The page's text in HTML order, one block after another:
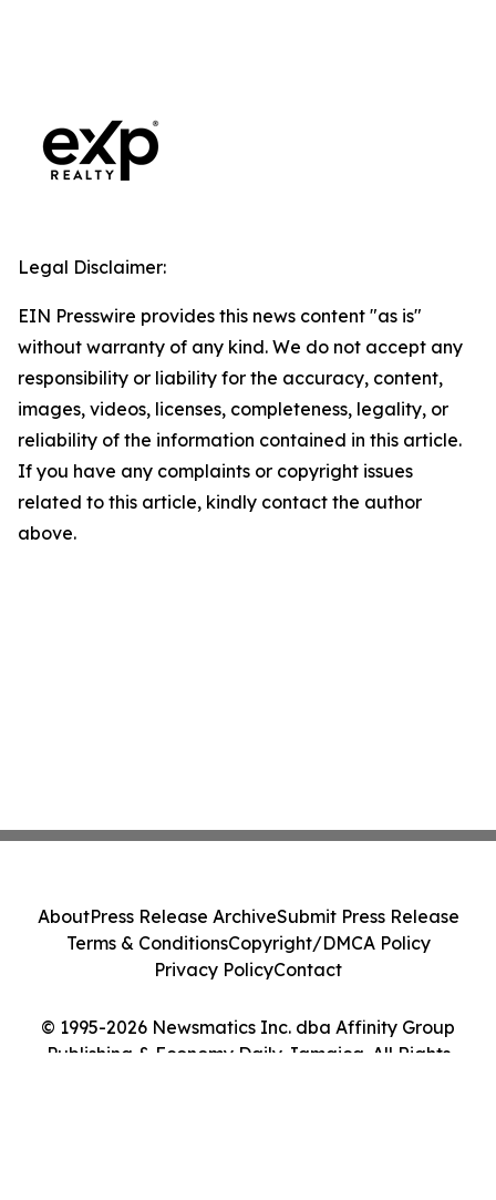
Legal Disclaimer:
EIN Presswire provides this news content "as is"
without warranty of any kind. We do not accept any
responsibility or liability for the accuracy, content,
images, videos, licenses, completeness, legality, or
reliability of the information contained in this article.
If you have any complaints or copyright issues
related to this article, kindly contact the author
above.
© 1995-2026 Newsmatics Inc. dba Affinity Group
Publishing & Economy Daily Jamaica. All Rights
AboutPress Release ArchiveSubmit Press Release
Terms & ConditionsCopyright/DMCA Policy
Privacy PolicyContact